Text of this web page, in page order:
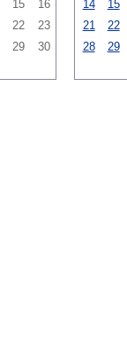
15
16
22
23
29
30
14
15
21
22
28
29